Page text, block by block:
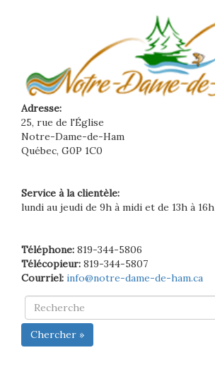
Adresse:
25, rue de l'Église
Notre-Dame-de-Ham
Québec, G0P 1C0
Service à la clientèle:
lundi au jeudi de 9h à midi et de 13h à 16h
Téléphone: 819-344-5806
Télécopieur: 819-344-5807
Courriel: info@notre-dame-de-ham.ca
Chercher »